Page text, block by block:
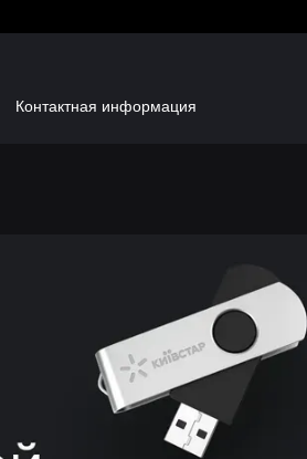
Контактная информация